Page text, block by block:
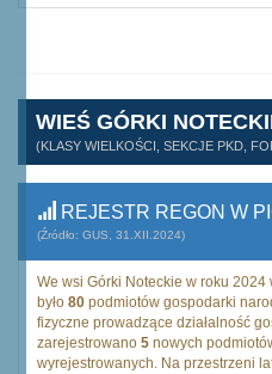
WIEŚ GÓRKI
(KLASY WIELKOŚCI, SEKCJE PKD,
REJESTR REGON W
(Źródło: GUS, 31.XII.2024)
We wsi Górki Noteckie w roku 2024
było 80 podmiotów gospodarki
fizyczne prowadzące działalność
zarejestrowano 5 nowych
wyrejestrowanych. Na przestrzeni